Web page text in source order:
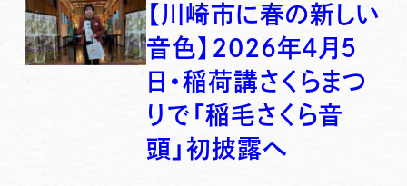
【川崎市に春の新しい
音色】2026年4月5
日・稲荷講さくらまつ
りで「稲毛さくら音
頭」初披露へ